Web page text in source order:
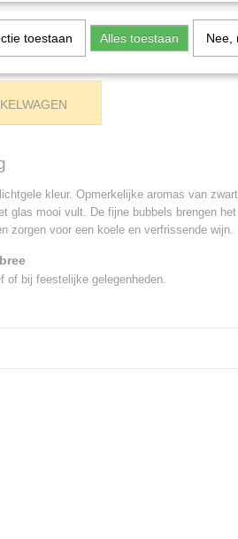
kleur. Opmerkelijke aromas van
glas mooi vult. De fijne bubbels brengen
zorgen voor een koele en verfrissende wijn.
of bij feestelijke gelegenheden.
toestaan Alles toestaan Nee,